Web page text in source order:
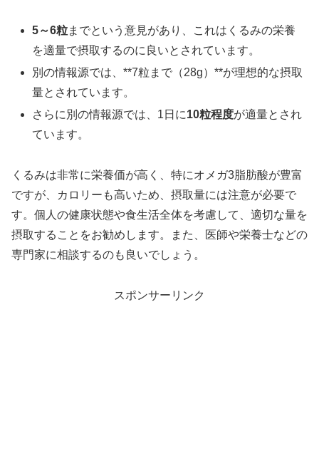
5～6粒までという意見があり、これはくるみの栄養
を適量で摂取するのに良いとされています。
別の情報源では、**7粒まで（28g）**が理想的な摂取
量とされています。
さらに別の情報源では、1日に10粒程度が適量とされ
ています。
くるみは非常に栄養価が高く、特にオメガ3脂肪酸が豊富
ですが、カロリーも高いため、摂取量には注意が必要で
す。個人の健康状態や食生活全体を考慮して、適切な量を
摂取することをお勧めします。また、医師や栄養士などの
専門家に相談するのも良いでしょう。
スポンサーリンク